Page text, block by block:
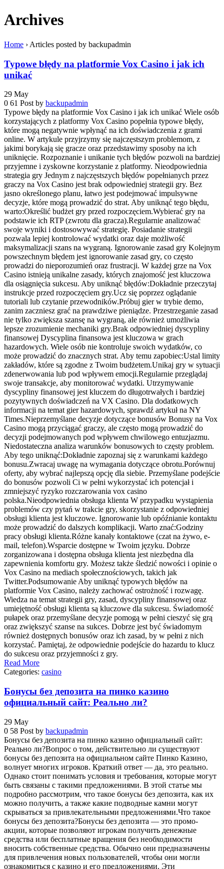
Archives
Home › Articles posted by backupadmin
Typowe błędy na platformie Vox Casino i jak ich
unikać
29 May
0 61 Post by backupadmin
Typowe błędy na platformie Vox Casino i jak ich unikać Wiele osób
korzystających z platformy Vox Casino popełnia typowe błędy,
które mogą negatywnie wpłynąć na ich doświadczenia z grami
online. W artykule przyjrzymy się najczęstszym problemom, z
jakimi borykają się gracze oraz przedstawimy sposoby na ich
uniknięcie. Rozpoznanie i unikanie tych błędów pozwoli na bardziej
przyjemne i zyskowne korzystanie z platformy. Nieodpowiednia
strategia gry Jednym z najczęstszych błędów popełnianych przez
graczy na Vox Casino jest brak odpowiedniej strategii gry. Bez
jasno określonego planu, łatwo jest podejmować impulsywne
decyzje, które mogą prowadzić do strat. Aby uniknąć tego błędu,
warto:Określić budżet gry przed rozpoczęciem.Wybierać gry na
podstawie ich RTP (zwrotu dla gracza).Regularnie analizować
swoje wyniki i dostosowywać strategię. Posiadanie strategii
pozwala lepiej kontrolować wydatki oraz daje możliwość
maksymalizacji szans na wygraną. Ignorowanie zasad gry Kolejnym
powszechnym błędem jest ignorowanie zasad gry, co często
prowadzi do nieporozumień oraz frustracji. W każdej grze na Vox
Casino istnieją unikalne zasady, których znajomość jest kluczowa
dla osiągnięcia sukcesu. Aby uniknąć błędów:Dokładnie przeczytaj
instrukcje przed rozpoczęciem gry.Ucz się poprzez oglądanie
tutoriali lub czytanie przewodników.Próbuj gier w trybie demo,
zanim zaczniesz grać na prawdziwe pieniądze. Przestrzeganie zasad
nie tylko zwiększa szansę na wygraną, ale również umożliwia
lepsze zrozumienie mechaniki gry.Brak odpowiedniej dyscypliny
finansowej Dyscyplina finansowa jest kluczowa w grach
hazardowych. Wiele osób nie kontroluje swoich wydatków, co
może prowadzić do znacznych strat. Aby temu zapobiec:Ustal limity
zakładów, które są zgodne z Twoim budżetem.Unikaj gry w sytuacji
zdenerwowania lub pod wpływem emocji.Regularnie przeglądaj
swoje transakcje, aby monitorować wydatki. Utrzymywanie
dyscypliny finansowej jest kluczem do długotrwałych i bardziej
pozytywnych doświadczeń na VX Casino. Dla dodatkowych
informacji na temat gier hazardowych, sprawdź artykuł na NY
Times.Nieprzemyślane decyzje dotyczące bonusów Bonusy na Vox
Casino mogą przyciągać graczy, ale często mogą prowadzić do
decyzji podejmowanych pod wpływem chwilowego entuzjazmu.
Niedostateczna analiza warunków bonusowych to częsty problem.
Aby tego uniknąć:Dokładnie zapoznaj się z warunkami każdego
bonusu.Zwracaj uwagę na wymagania dotyczące obrotu.Porównuj
oferty, aby wybrać najlepszą opcję dla siebie. Przemyślane podejście
do bonusów pozwoli Ci w pełni wykorzystać ich potencjał i
zmniejszyć ryzyko rozczarowania vox casino
polska.Nieodpowiednia obsługa klienta W przypadku wystąpienia
problemów czy pytań w trakcie gry, skorzystanie z odpowiedniej
obsługi klienta jest kluczowe. Ignorowanie lub opóźnianie kontaktu
może prowadzić do dalszych komplikacji. Warto znać:Godziny
pracy obsługi klienta.Różne kanały kontaktowe (czat na żywo, e-
mail, telefon).Wsparcie dostępne w Twoim języku. Dobrze
zorganizowana i dostępna obsługa klienta jest niezbędna dla
zapewnienia komfortu gry. Możesz także śledzić nowości i opinie o
Vox Casino na mediach społecznościowych, takich jak
Twitter.Podsumowanie Aby uniknąć typowych błędów na
platformie Vox Casino, należy zachować ostrożność i rozwagę.
Wiedza na temat strategii gry, zasad, dyscypliny finansowej oraz
umiejętność obsługi klienta są kluczowe dla sukcesu. Świadomość
pułapek oraz przemyślane decyzje pomogą w pełni cieszyć się grą
oraz zwiększyć szanse na sukces. Dobrze jest być świadomym
również dostępnych bonusów oraz ich zasad, by w pełni z nich
korzystać. Pamiętaj, że odpowiednie podejście do hazardu to klucz
do sukcesu oraz przyjemności z gry.
Read More
Categories: casino
Бонусы без депозита на пинко казино
официальный сайт: Реально ли?
29 May
0 58 Post by backupadmin
Бонусы без депозита на пинко казино официальный сайт:
Реально ли?Вопрос о том, действительно ли существуют
бонусы без депозита на официальном сайте Пинко Казино,
волнует многих игроков. Краткий ответ — да, это реально.
Однако стоит понимать условия и требования, которые могут
быть связаны с такими предложениями. В этой статье мы
подробно рассмотрим, что такое бонусы без депозита, как их
можно получить, а также какие подводные камни могут
скрываться за привлекательными предложениями.Что такое
бонусы без депозита?Бонусы без депозита — это промо-
акции, которые позволяют игрокам получить денежные
средства или бесплатные вращения без необходимости
вносить собственные средства. Обычно они предназначены
для привлечения новых пользователей, чтобы они могли
ознакомиться с казино и его предложениями. Эти